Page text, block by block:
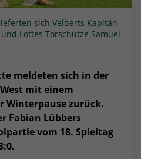
sich Velberts Kapitän
Lottes Torschütze Samuel
meldeten sich in der
mit einem
Winterpause zurück.
Fabian Lübbers
vom 18. Spieltag